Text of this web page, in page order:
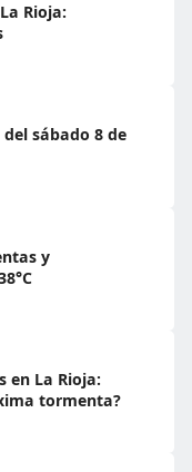
Rioja:
sábado 8 de
y
en La Rioja:
tormenta?